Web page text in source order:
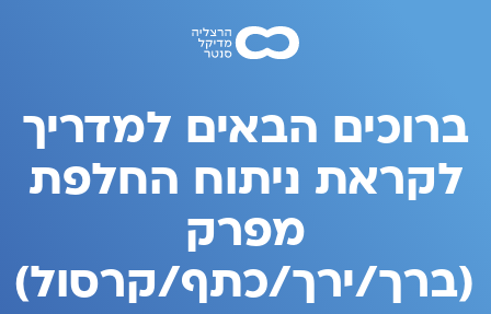
ברוכים הבאים למדריך
לקראת ניתוח החלפת
מפרק
(ברך/ירך/כתף/קרסול)